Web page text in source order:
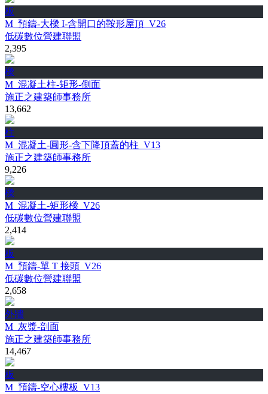
板
M_預鑄-大樑 I-含開口的鞍形屋頂_V26
低碳數位營建聯盟
2,395
樑
M_混凝土柱-矩形-側面
施正之建築師事務所
13,662
柱
M_混凝土-圓形-含下降頂蓋的柱_V13
施正之建築師事務所
9,226
樑
M_混凝土-矩形樑_V26
低碳數位營建聯盟
2,414
板
M_預鑄-單 T 接頭_V26
低碳數位營建聯盟
2,658
外牆
M_灰漿-剖面
施正之建築師事務所
14,467
板
M_預鑄-空心樓板_V13